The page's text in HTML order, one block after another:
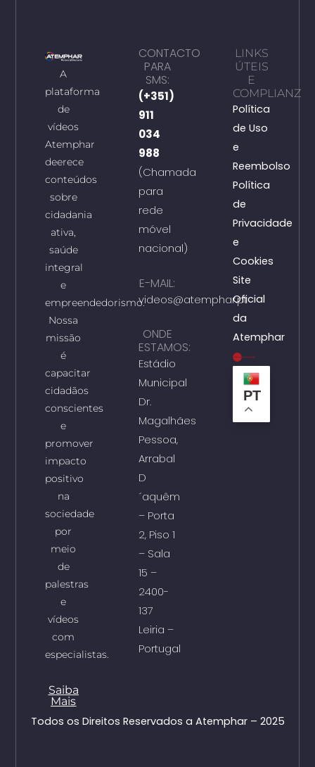
A
plataforma
de
vídeos
Atemphar
deerece
conteúdos
sobre
cidadania
ativa,
saúde
integral
e
empreendedorismo.
Nossa
missão
é
capacitar
cidadãos
conscientes
e
promover
impacto
positivo
na
sociedade
por
meio
de
palestras
e
vídeos
com
especialistas.
Saiba
Mais
CONTACTO
PARA
SMS:
(+351)
911
034
988
(Chamada
para
rede
móvel
nacional)
E-MAIL:
videos@atemphar.pt
ONDE
ESTAMOS:
Estádio
Municipal
Dr.
Magalhães
Pessoa,
Arrabal
D
´aquêm
– Porta
2, Piso 1
– Sala
15 –
2400-
137
Leiria –
Portugal
LINKS
ÚTEIS
E
COMPLIANZ
Política
de Uso
e
Reembolso
Política
de
Privacidade
e
Cookies
Site
Oficial
da
Atemphar
PT
Todos os Direitos Reservados a Atemphar – 2025